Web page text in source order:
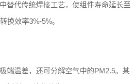
替代传统焊接工艺，使组件寿命延长至
换效率3%-5%。
端温差，还可分解空气中的PM2.5。某